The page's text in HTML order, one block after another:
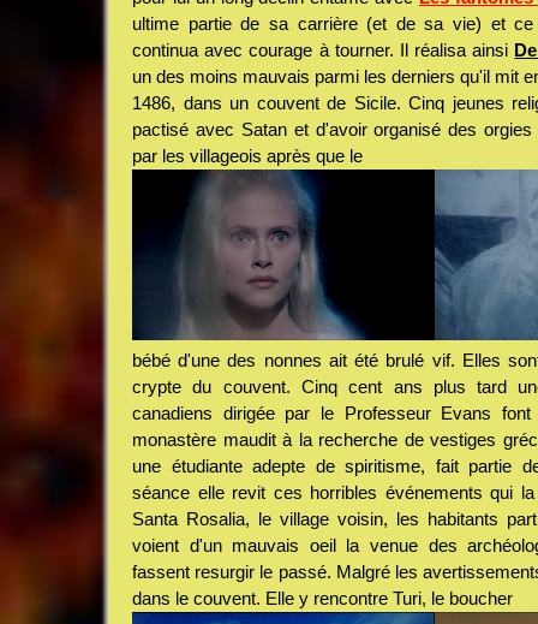
ultime partie de sa carrière (et de sa vie) et
continua avec courage à tourner. Il réalisa ainsi
un des moins mauvais parmi les derniers qu'il mit
1486, dans un couvent de Sicile. Cinq jeunes
pactisé avec Satan et d'avoir organisé des
par les villageois après que le
bébé d'une des nonnes ait été brulé vif. Elles
crypte du couvent. Cinq cent ans plus tard
canadiens dirigée par le Professeur Evans
monastère maudit à la recherche de vestiges
une étudiante adepte de spiritisme, fait partie
séance elle revit ces horribles événements qui
Santa Rosalia, le village voisin, les habitants
voient d'un mauvais oeil la venue des
fassent resurgir le passé. Malgré les
dans le couvent. Elle y rencontre Turi, le boucher